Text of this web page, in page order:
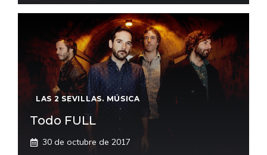
LAS 2 SEVILLAS. MÚSICA
Todo FULL
30 de octubre de 2017